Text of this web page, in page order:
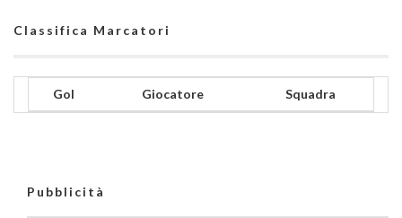
Classifica Marcatori
Gol Giocatore Squadra
Pubblicità